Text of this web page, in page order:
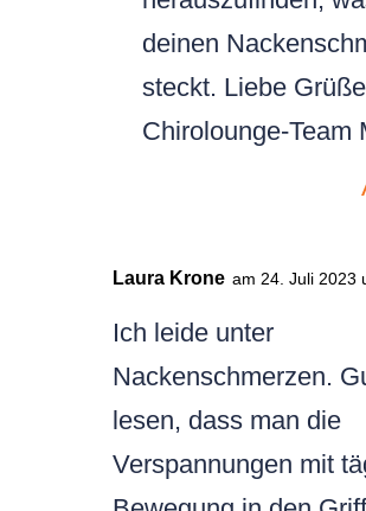
deinen
steckt. Liebe
Chirolounge-Team
Laura Krone am 24. Juli 2023
Ich leide unter
Nackenschmerzen.
lesen, dass man die
Verspannungen mit